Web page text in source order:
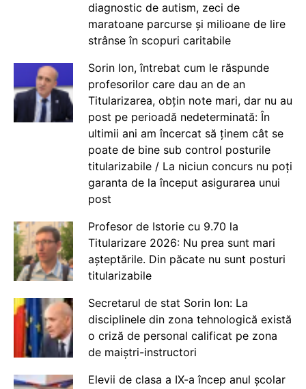
diagnostic de autism, zeci de
maratoane parcurse și milioane de lire
strânse în scopuri caritabile
Sorin Ion, întrebat cum le răspunde
profesorilor care dau an de an
Titularizarea, obțin note mari, dar nu au
post pe perioadă nedeterminată: În
ultimii ani am încercat să ținem cât se
poate de bine sub control posturile
titularizabile / La niciun concurs nu poți
garanta de la început asigurarea unui
post
Profesor de Istorie cu 9.70 la
Titularizare 2026: Nu prea sunt mari
așteptările. Din păcate nu sunt posturi
titularizabile
Secretarul de stat Sorin Ion: La
disciplinele din zona tehnologică există
o criză de personal calificat pe zona
de maiștri-instructori
Elevii de clasa a IX-a încep anul școlar